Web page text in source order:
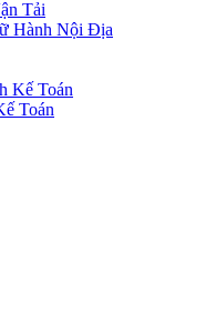
Tải
Hành Nội Địa
Kế Toán
Toán